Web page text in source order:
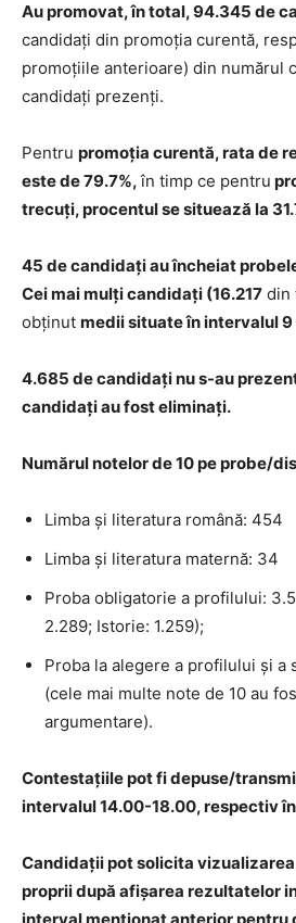
Au promovat, în total, 94.345 de
candidați din promoția curentă,
promoțiile anterioare) din numărul
candidați prezenți.
Pentru promoția curentă, rata de
este de 79.7%,în timp ce pentru
trecuți, procentul se situează la
45 de candidați au încheiat
Cei mai mulți candidați (16.217 din
obținut medii situate în intervalul 9
4.685 de candidați nu s-au
candidați au fost eliminați.
Numărul notelor de 10 pe probe/
Limba și literatura română: 454
Limba și literatura maternă: 34
Proba obligatorie a profilului:
2.289; Istorie: 1.259);
Proba la alegere a profilului și a
(cele mai multe note de 10 au
argumentare).
Contestațiile pot fi depuse/
intervalul 14.00-18.00, respectiv
Candidații pot solicita
proprii după afișarea rezultatelor